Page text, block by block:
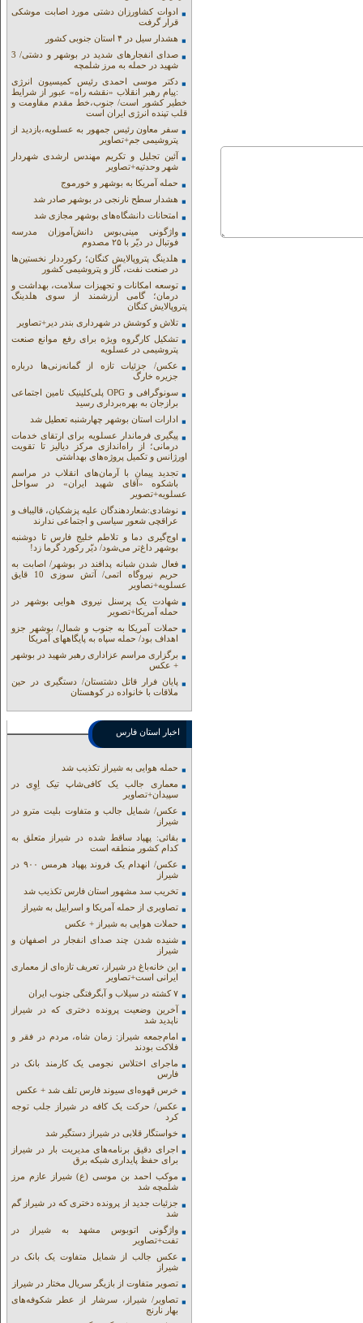
ادوات کشاورزان دشتی مورد اصابت موشکی
قرار گرفت
هشدار سیل در ۴ استان جنوبی کشور
صدای انفجارهای شدید در بوشهر و دشتی/ 3
شهید در حمله به مرز شلمچه
دکتر موسی احمدی رئیس کمیسیون انرژی
:پیام رهبر انقلاب «نقشه راه» عبور از شرایط
خطیر کشور است/ جنوب،خط مقدم مقاومت و
قلب تپنده انرژی ایران است
سفر معاون رئیس جمهور به عسلویه،بازدید از
پتروشیمی جم+تصاویر
آئین تجلیل و تکریم مهندس ارشدی شهردار
شهر وحدتیه+تصاویر
حمله آمریکا به بوشهر و خورموج
هشدار سطح نارنجی در بوشهر صادر شد
امتحانات دانشگاه‌های بوشهر مجازی شد
واژگونی مینی‌بوس دانش‌آموزان مدرسه
فوتبال در دیّر با ۲۵ مصدوم
هلدینگ پتروپالایش کنگان؛ رکورددار نخستین‌ها
در صنعت نفت، گاز و پتروشیمی کشور
توسعه امکانات و تجهیزات سلامت، بهداشت و
درمان؛ گامی ارزشمند از سوی هلدینگ
پتروپالایش کنگان
تلاش و کوشش در شهرداری بندر دیر+تصاویر
تشکیل کارگروه ویژه برای رفع موانع صنعت
پتروشیمی در عسلویه
عکس/ جزئیات تازه از گمانه‌زنی‌ها درباره
جزیره خارگ
سونوگرافی و OPG پلی‌کلینیک تامین اجتماعی
برازجان به بهره‌برداری رسید
ادارات استان بوشهر چهارشنبه تعطیل شد
پیگیری فرماندار عسلویه برای ارتقای خدمات
درمانی؛ از راه‌اندازی مرکز دیالیز تا تقویت
اورژانس و تکمیل پروژه‌های بهداشتی
تجدید پیمان با آرمان‌های انقلاب در مراسم
باشکوه «آقای شهید ایران» در سواحل
عسلویه+تصویر
نوشادی:شعاردهندگان علیه پزشکیان، قالیباف و
عراقچی شعور سیاسی و اجتماعی ندارند
اوج‌گیری دما و تلاطم خلیج فارس تا دوشنبه
بوشهر داغ‌تر می‌شود/ دیّر رکورد گرما زد!
فعال شدن شبانه پدافند در بوشهر/ اصابت به
حریم نیروگاه اتمی/ آتش سوزی 10 قایق
عسلویه+نصاویر
شهادت یک پرسنل نیروی هوایی بوشهر در
حمله آمریکا+تصویر
حملات آمریکا به جنوب و شمال/ بوشهر جزو
اهداف بود/ حمله سپاه به پایگاههای آمریکا
برگزاری مراسم عزاداری رهبر شهید در بوشهر
+ عکس
پایان فرار قاتل دشتستان/ دستگیری در حین
ملاقات با خانواده در کوهستان
اخبار استان فارس
حمله هوایی به شیراز تکذیب شد
معماری جالب یک کافی‌شاپ تیک اِوِی در
سپیدان+تصاویر
عکس/ شمایل جالب و متفاوت بلیت مترو در
شیراز
بقائی: پهپاد ساقط شده در شیراز متعلق به
کدام کشور منطقه است
عکس/ انهدام یک فروند پهپاد هرمس ۹۰۰ در
شیراز
تخریب سد مشهور استان فارس تکذیب شد
تصاویری از حمله آمریکا و اسراییل به شیراز
حملات هوایی به شیراز + عکس
شنیده شدن چند صدای انفجار در اصفهان و
شیراز
این خانه‌باغ در شیراز، تعریف تازه‌ای از معماری
ایرانی است+تصاویر
۷ کشته در سیلاب و آبگرفتگی جنوب ایران
آخرین وضعیت پرونده دختری که در شیراز
ناپدید شد
امام‌جمعه شیراز: زمان شاه، مردم در فقر و
فلاکت بودند
ماجرای اختلاس نجومی یک کارمند بانک در
فارس
خرس قهوه‌ای سیوند فارس تلف شد + عکس
عکس/ حرکت یک کافه در شیراز جلب توجه
کرد
خواستگار قلابی در شیراز دستگیر شد
اجرای دقیق برنامه‌های مدیریت بار در شیراز
برای حفظ پایداری شبکه برق
موکب احمد بن موسی (ع) شیراز عازم مرز
شلمچه شد
جزئیات جدید از پرونده دختری که در شیراز گم
شد
واژگونی اتوبوس مشهد به شیراز در
تفت+تصاویر
عکس جالب از شمایل متفاوت یک بانک در
شیراز
تصویر متفاوت از بازیگر سریال مختار در شیراز
تصاویر/ شیراز، سرشار از عطر شکوفه‌های
بهار نارنج